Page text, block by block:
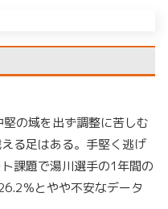
の域を出ず調整に苦しむ
る足はある。手堅く逃げ
課題で湯川選手の1年間の
％とやや不安なデータ